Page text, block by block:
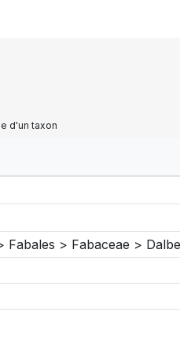
d'un taxon
> Fabaceae >